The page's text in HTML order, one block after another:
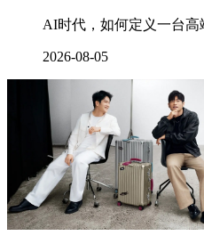
AI时代，如何定义一台高
2026-08-05